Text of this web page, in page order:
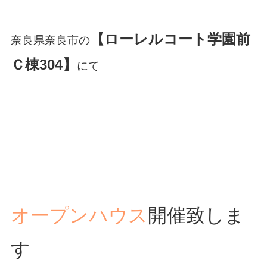
奈良県奈良市の【ローレルコート学園前
Ｃ棟304】
にて
オープンハウス 開催致しま
す